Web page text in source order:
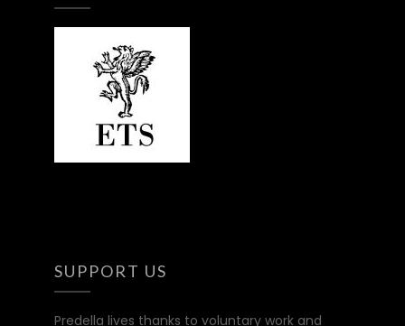
SUPPORT US
Predella lives thanks to voluntary work and